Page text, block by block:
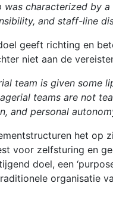
characterized by
and staff-line
geeft richting en
niet aan de
team is given
teams are not
and personal
het
voor zelfsturing en
doel, een
organisatie